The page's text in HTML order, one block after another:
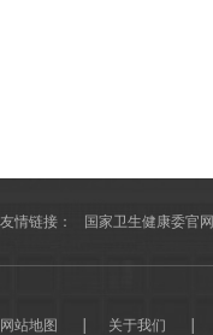
友情链接： 国家卫生健康委官网
网站地图 关于我们